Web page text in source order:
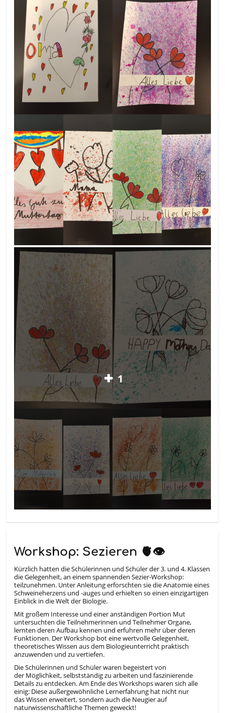
1
Workshop: Sezieren 🫀👁️
Kürzlich hatten die Schülerinnen und Schüler der 3. und 4. Klassen
die Gelegenheit, an einem spannenden Sezier-Workshop:
teilzunehmen. Unter Anleitung erforschten sie die Anatomie eines
Schweineherzens und -auges und erhielten so einen einzigartigen
Einblick in die Welt der Biologie.
Mit großem Interesse und einer anständigen Portion Mut
untersuchten die Teilnehmerinnen und Teilnehmer Organe,
lernten deren Aufbau kennen und erfuhren mehr über deren
Funktionen. Der Workshop bot eine wertvolle Gelegenheit,
theoretisches Wissen aus dem Biologieunterricht praktisch
anzuwenden und zu vertiefen.
Die Schülerinnen und Schüler waren begeistert von
der Möglichkeit, selbstständig zu arbeiten und faszinierende
Details zu entdecken. Am Ende des Workshops waren sich alle
einig: Diese außergewöhnliche Lernerfahrung hat nicht nur
das Wissen erweitert, sondern auch die Neugier auf
naturwissenschaftliche Themen geweckt!